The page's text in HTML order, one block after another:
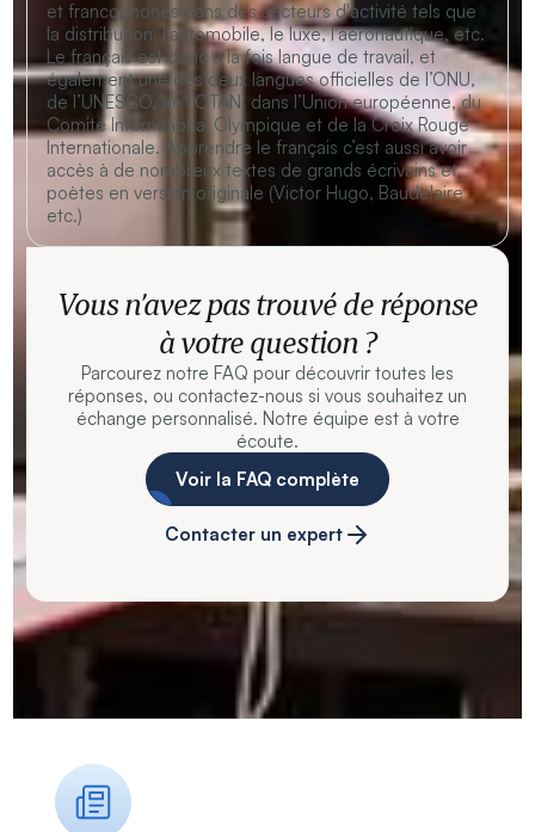
et francophones dans des secteurs d'activité tels que
la distribution, l'automobile, le luxe, l'aéronautique, etc.
Le français est donc à la fois langue de travail, et
également une des deux langues officielles de l’ONU,
de l’UNESCO, de l’OTAN, dans l’Union européenne, du
Comité International Olympique et de la Croix Rouge
Internationale. Apprendre le français c’est aussi avoir
accès à de nombreux textes de grands écrivains et
poètes en version originale (Victor Hugo, Baudelaire
etc.)
Vous n’avez pas trouvé de réponse
à votre question ?
Parcourez notre FAQ pour découvrir toutes les
réponses, ou contactez-nous si vous souhaitez un
échange personnalisé. Notre équipe est à votre
écoute.
Voir la FAQ complète
Contacter un expert